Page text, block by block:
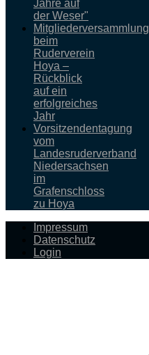
Jahre auf
der Weser"
Mitgliederversammlung
beim
Ruderverein
Hoya –
Rückblick
auf ein
erfolgreiches
Jahr
Vorsitzendentagung
vom
Landesruderverband
Niedersachsen
im
Grafenschloss
zu Hoya
Impressum
Datenschutz
Login